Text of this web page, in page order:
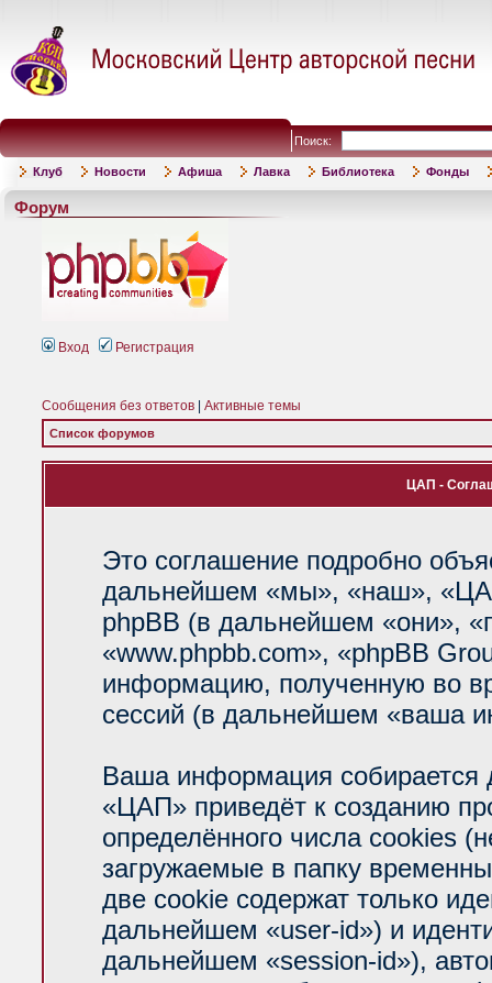
Поиск:
Клуб Новости Афиша Лавка Библиотека Фонды
Форум
Вход Регистрация
Сообщения без ответов Активные темы
Список форумов
ЦАП -
Это соглашение подробно
дальнейшем «мы», «наш»,
phpBB (в дальнейшем «они»,
«www.phpbb.com», «phpBB
информацию, полученную во
сессий (в дальнейшем «ваша
Ваша информация собирается
«ЦАП» приведёт к созданию
определённого числа cookies
загружаемые в папку
две cookie содержат только
дальнейшем «user-id») и
дальнейшем «session-id»),